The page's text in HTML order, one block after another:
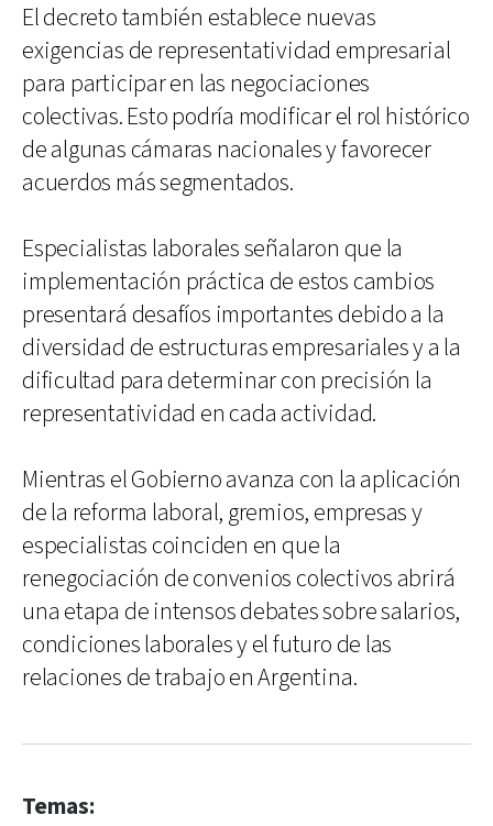
El decreto también establece nuevas
exigencias de representatividad empresarial
para participar en las negociaciones
colectivas. Esto podría modificar el rol histórico
de algunas cámaras nacionales y favorecer
acuerdos más segmentados.
Especialistas laborales señalaron que la
implementación práctica de estos cambios
presentará desafíos importantes debido a la
diversidad de estructuras empresariales y a la
dificultad para determinar con precisión la
representatividad en cada actividad.
Mientras el Gobierno avanza con la aplicación
de la reforma laboral, gremios, empresas y
especialistas coinciden en que la
renegociación de convenios colectivos abrirá
una etapa de intensos debates sobre salarios,
condiciones laborales y el futuro de las
relaciones de trabajo en Argentina.
Temas: